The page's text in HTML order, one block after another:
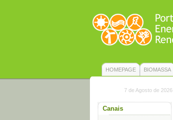
HOMEPAGE BIOMASSA
7 de Agosto de 2026
Canais